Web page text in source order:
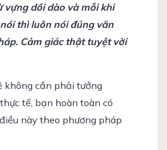
vựng dồi dào và mỗi khi
thì luôn nói đúng văn
Cảm giác thật tuyệt vời
không cần phải tưởng
tế, bạn hoàn toàn có
này theo phương pháp